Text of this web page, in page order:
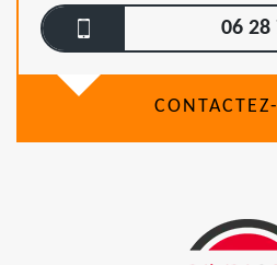
06 28